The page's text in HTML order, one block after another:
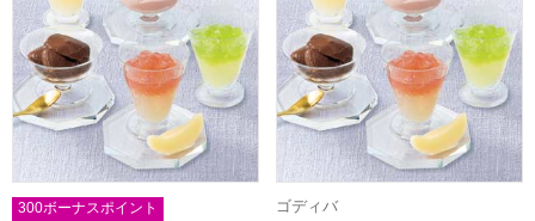
300ボーナスポイント ゴディバ